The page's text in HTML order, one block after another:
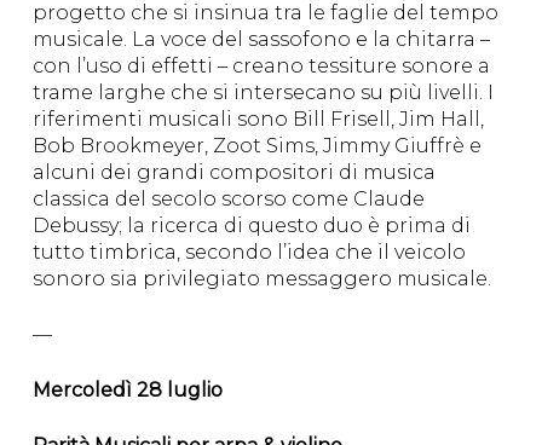
progetto che si insinua tra le faglie del tempo
musicale. La voce del sassofono e la chitarra –
con l’uso di effetti – creano tessiture sonore a
trame larghe che si intersecano su più livelli. I
riferimenti musicali sono Bill Frisell, Jim Hall,
Bob Brookmeyer, Zoot Sims, Jimmy Giuffrè e
alcuni dei grandi compositori di musica
classica del secolo scorso come Claude
Debussy; la ricerca di questo duo è prima di
tutto timbrica, secondo l’idea che il veicolo
sonoro sia privilegiato messaggero musicale.
—
Mercoledì 28 luglio